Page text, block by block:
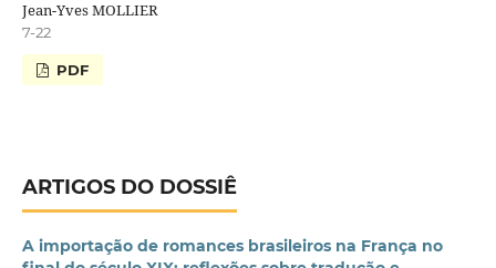
Jean-Yves MOLLIER
7-22
PDF
ARTIGOS DO DOSSIÊ
A importação de romances brasileiros na França no